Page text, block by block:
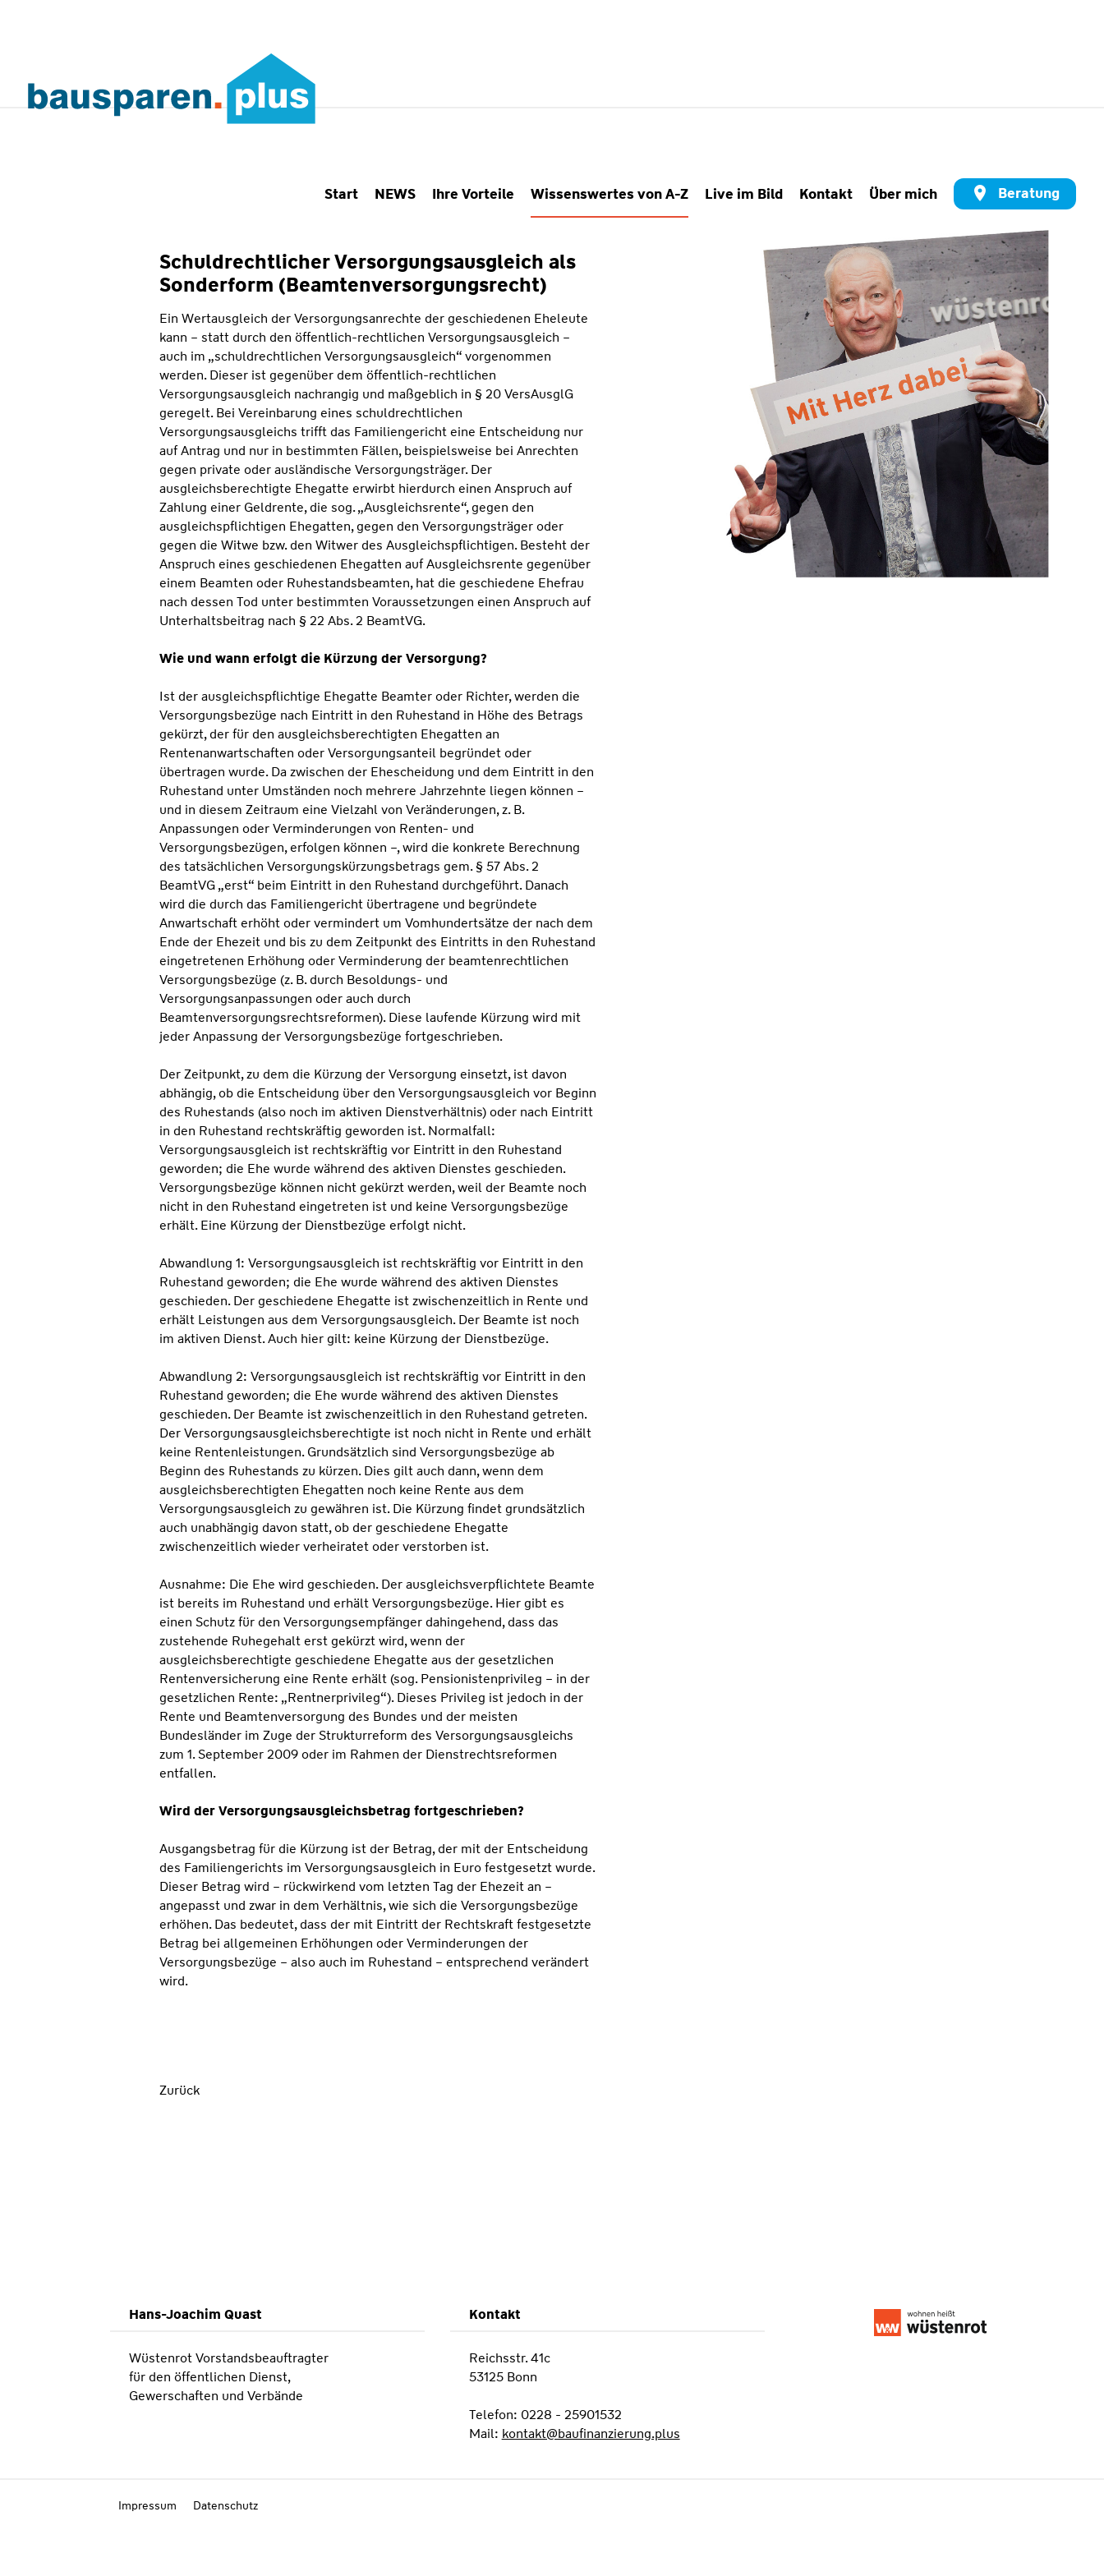
Start NEWS Ihre Vorteile Wissenswertes von A-Z Live im Bild Kontakt Über mich Beratung
Schuldrechtlicher Versorgungsausgleich als
Sonderform (Beamtenversorgungsrecht)
Ein Wertausgleich der Versorgungsanrechte der geschiedenen Eheleute
kann – statt durch den öffentlich-rechtlichen Versorgungsausgleich –
auch im „schuldrechtlichen Versorgungsausgleich“ vorgenommen
werden. Dieser ist gegenüber dem öffentlich-rechtlichen
Versorgungsausgleich nachrangig und maßgeblich in § 20 VersAusglG
geregelt. Bei Vereinbarung eines schuldrechtlichen
Versorgungsausgleichs trifft das Familiengericht eine Entscheidung nur
auf Antrag und nur in bestimmten Fällen, beispielsweise bei Anrechten
gegen private oder ausländische Versorgungsträger. Der
ausgleichsberechtigte Ehegatte erwirbt hierdurch einen Anspruch auf
Zahlung einer Geldrente, die sog. „Ausgleichsrente“, gegen den
ausgleichspflichtigen Ehegatten, gegen den Versorgungsträger oder
gegen die Witwe bzw. den Witwer des Ausgleichspflichtigen. Besteht der
Anspruch eines geschiedenen Ehegatten auf Ausgleichsrente gegenüber
einem Beamten oder Ruhestandsbeamten, hat die geschiedene Ehefrau
nach dessen Tod unter bestimmten Voraussetzungen einen Anspruch auf
Unterhaltsbeitrag nach § 22 Abs. 2 BeamtVG.
Wie und wann erfolgt die Kürzung der Versorgung?
Ist der ausgleichspflichtige Ehegatte Beamter oder Richter, werden die
Versorgungsbezüge nach Eintritt in den Ruhestand in Höhe des Betrags
gekürzt, der für den ausgleichsberechtigten Ehegatten an
Rentenanwartschaften oder Versorgungsanteil begründet oder
übertragen wurde. Da zwischen der Ehescheidung und dem Eintritt in den
Ruhestand unter Umständen noch mehrere Jahrzehnte liegen können –
und in diesem Zeitraum eine Vielzahl von Veränderungen, z. B.
Anpassungen oder Verminderungen von Renten- und
Versorgungsbezügen, erfolgen können –, wird die konkrete Berechnung
des tatsächlichen Versorgungskürzungsbetrags gem. § 57 Abs. 2
BeamtVG „erst“ beim Eintritt in den Ruhestand durchgeführt. Danach
wird die durch das Familiengericht übertragene und begründete
Anwartschaft erhöht oder vermindert um Vomhundertsätze der nach dem
Ende der Ehezeit und bis zu dem Zeitpunkt des Eintritts in den Ruhestand
eingetretenen Erhöhung oder Verminderung der beamtenrechtlichen
Versorgungsbezüge (z. B. durch Besoldungs- und
Versorgungsanpassungen oder auch durch
Beamtenversorgungsrechtsreformen). Diese laufende Kürzung wird mit
jeder Anpassung der Versorgungsbezüge fortgeschrieben.
Der Zeitpunkt, zu dem die Kürzung der Versorgung einsetzt, ist davon
abhängig, ob die Entscheidung über den Versorgungsausgleich vor Beginn
des Ruhestands (also noch im aktiven Dienstverhältnis) oder nach Eintritt
in den Ruhestand rechtskräftig geworden ist. Normalfall:
Versorgungsausgleich ist rechtskräftig vor Eintritt in den Ruhestand
geworden; die Ehe wurde während des aktiven Dienstes geschieden.
Versorgungsbezüge können nicht gekürzt werden, weil der Beamte noch
nicht in den Ruhestand eingetreten ist und keine Versorgungsbezüge
erhält. Eine Kürzung der Dienstbezüge erfolgt nicht.
Abwandlung 1: Versorgungsausgleich ist rechtskräftig vor Eintritt in den
Ruhestand geworden; die Ehe wurde während des aktiven Dienstes
geschieden. Der geschiedene Ehegatte ist zwischenzeitlich in Rente und
erhält Leistungen aus dem Versorgungsausgleich. Der Beamte ist noch
im aktiven Dienst. Auch hier gilt: keine Kürzung der Dienstbezüge.
Abwandlung 2: Versorgungsausgleich ist rechtskräftig vor Eintritt in den
Ruhestand geworden; die Ehe wurde während des aktiven Dienstes
geschieden. Der Beamte ist zwischenzeitlich in den Ruhestand getreten.
Der Versorgungsausgleichsberechtigte ist noch nicht in Rente und erhält
keine Rentenleistungen. Grundsätzlich sind Versorgungsbezüge ab
Beginn des Ruhestands zu kürzen. Dies gilt auch dann, wenn dem
ausgleichsberechtigten Ehegatten noch keine Rente aus dem
Versorgungsausgleich zu gewähren ist. Die Kürzung findet grundsätzlich
auch unabhängig davon statt, ob der geschiedene Ehegatte
zwischenzeitlich wieder verheiratet oder verstorben ist.
Ausnahme: Die Ehe wird geschieden. Der ausgleichsverpflichtete Beamte
ist bereits im Ruhestand und erhält Versorgungsbezüge. Hier gibt es
einen Schutz für den Versorgungsempfänger dahingehend, dass das
zustehende Ruhegehalt erst gekürzt wird, wenn der
ausgleichsberechtigte geschiedene Ehegatte aus der gesetzlichen
Rentenversicherung eine Rente erhält (sog. Pensionistenprivileg – in der
gesetzlichen Rente: „Rentnerprivileg“). Dieses Privileg ist jedoch in der
Rente und Beamtenversorgung des Bundes und der meisten
Bundesländer im Zuge der Strukturreform des Versorgungsausgleichs
zum 1. September 2009 oder im Rahmen der Dienstrechtsreformen
entfallen.
Wird der Versorgungsausgleichsbetrag fortgeschrieben?
Ausgangsbetrag für die Kürzung ist der Betrag, der mit der Entscheidung
des Familiengerichts im Versorgungsausgleich in Euro festgesetzt wurde.
Dieser Betrag wird – rückwirkend vom letzten Tag der Ehezeit an –
angepasst und zwar in dem Verhältnis, wie sich die Versorgungsbezüge
erhöhen. Das bedeutet, dass der mit Eintritt der Rechtskraft festgesetzte
Betrag bei allgemeinen Erhöhungen oder Verminderungen der
Versorgungsbezüge – also auch im Ruhestand – entsprechend verändert
wird.
Zurück
Hans-Joachim Quast
Wüstenrot Vorstandsbeauftragter
für den öffentlichen Dienst,
Gewerschaften und Verbände
Kontakt
Reichsstr. 41c
53125 Bonn
Telefon: 0228 - 25901532
Mail: kontakt@baufinanzierung.plus
Impressum Datenschutz